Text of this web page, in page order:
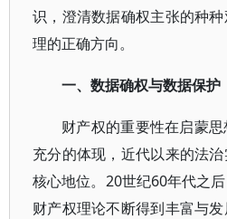
识，澄清数据确权主张的种
理的正确方向。
一、数据确权与数据保护
财产权的重要性在启蒙
充分的体现，近代以来的法
核心地位。20世纪60年代之
财产权理论不断得到丰富与